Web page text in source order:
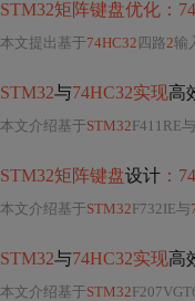
STM32矩阵键盘优化：
本文提出基于74HC32 四路2输
STM32与74HC32实现高
本文介绍基于STM32F411RE与
STM32矩阵键盘设计 ：
本文介绍基于STM32F732IE与
STM32与74HC32实现高
本文介绍基于STM32